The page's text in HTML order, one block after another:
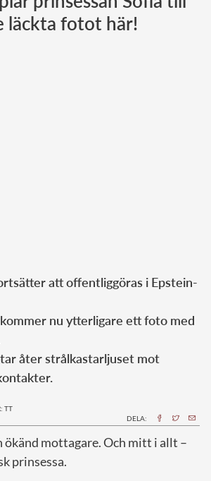
Norska kungahuset
läckta fotot här!
att offentliggöras i Epstein-
nu ytterligare ett foto med
åter strålkastarljuset mot
TT
DELA:
ökänd mottagare. Och mitt i allt –
prinsessa.